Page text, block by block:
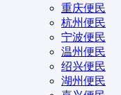
重庆便民
杭州便民
宁波便民
温州便民
绍兴便民
湖州便民